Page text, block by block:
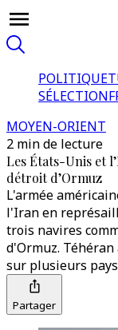
POLITIQUE
SÉLECTION
MOYEN-ORIENT
2 min de lecture
Les États-Unis et
détroit d’Ormuz
L'armée
l'Iran en
trois navires
d'Ormuz.
sur plusieurs
Partager